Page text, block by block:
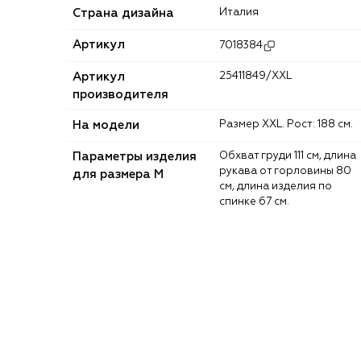
Страна дизайна Италия
Артикул 7018384
Артикул
производителя
25411849/XXL
На модели Размер XXL. Рост: 188 см.
Параметры изделия
для размера M
Обхват груди 111 см, длина
рукава от горловины 80
см, длина изделия по
спинке 67 см.